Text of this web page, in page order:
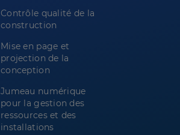
Contrôle qualité de la
construction
Mise en page et
projection de la
conception
Jumeau numérique
pour la gestion des
ressources et des
installations